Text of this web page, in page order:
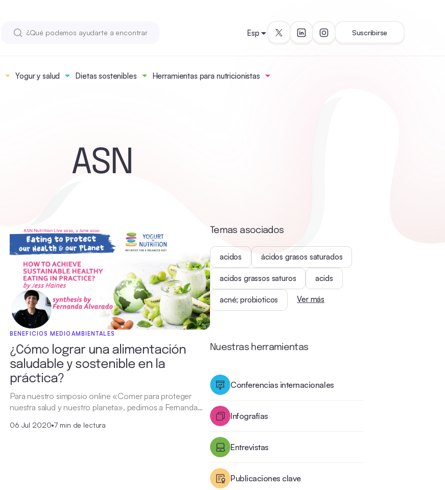
Yogur y salud Dietas sostenibles Herramientas para nutricionistas
Esp Suscribirse
ASN
BENEFICIOS MEDIOAMBIENTALES
¿Cómo lograr una alimentación
saludable y sostenible en la
práctica?
Para nuestro simposio online «Comer para proteger
nuestra salud y nuestro planeta», pedimos a Fernanda…
06 Jul 2020•7 min de lectura
Temas asociados
acidos ácidos grasos saturados
acidos grassos saturos acids
acné; probioticos Ver más
Nuestras herramientas
Conferencias internacionales
Infografías
Entrevistas
Publicaciones clave